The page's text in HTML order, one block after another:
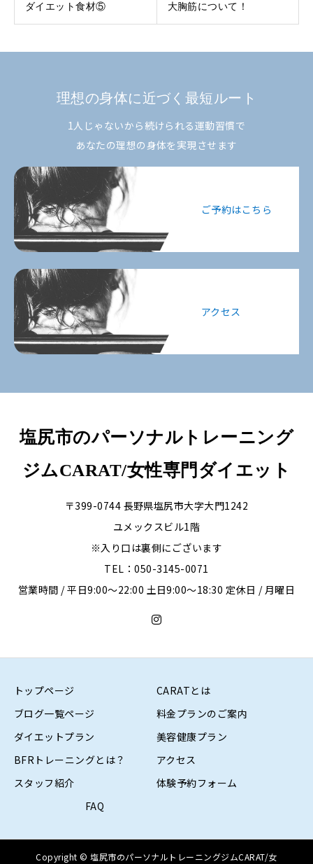
ダイエット食材⑤ 大胸筋について！
理想の身体に近づく最短ルート
1人じゃないから続けられる運動習慣で
あなたの理想の身体を実現させます
ご予約はこちら
アクセス
塩尻市のパーソナルトレーニング
ジムCARAT/女性専門ダイエット
〒399-0744 長野県塩尻市大字大門1242
ユメックスビル1階
※入り口は裏側にございます
TEL：050-3145-0071
営業時間 / 平日9:00〜22:00 土日9:00〜18:30 定休日 / 月曜日
トップページ
CARATとは
ブログ一覧ページ
料金プランのご案内
ダイエットプラン
美容健康プラン
BFRトレーニングとは？
アクセス
スタッフ紹介
体験予約フォーム
FAQ
Copyright © 塩尻市のパーソナルトレーニングジムCARAT/女